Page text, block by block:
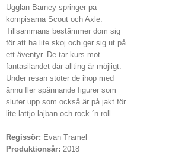
Ugglan Barney springer på
kompisarna Scout och Axle.
Tillsammans bestämmer dom sig
för att ha lite skoj och ger sig ut på
ett äventyr. De tar kurs mot
fantasilandet där allting är möjligt.
Under resan stöter de ihop med
ännu fler spännande figurer som
sluter upp som också är på jakt för
lite lattjo lajban och rock ´n roll.
Regissör: Evan Tramel
Produktionsår: 2018